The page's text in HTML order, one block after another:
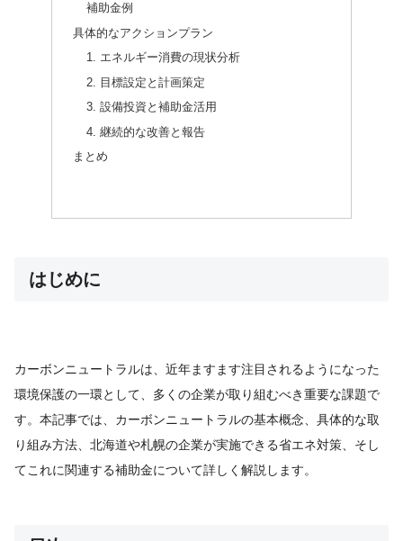
補助金例
具体的なアクションプラン
1. エネルギー消費の現状分析
2. 目標設定と計画策定
3. 設備投資と補助金活用
4. 継続的な改善と報告
まとめ
はじめに
カーボンニュートラルは、近年ますます注目されるようになった
環境保護の一環として、多くの企業が取り組むべき重要な課題で
す。本記事では、カーボンニュートラルの基本概念、具体的な取
り組み方法、北海道や札幌の企業が実施できる省エネ対策、そし
てこれに関連する補助金について詳しく解説します。